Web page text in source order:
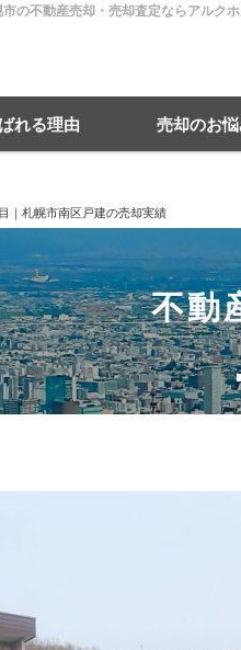
の不動産売却・売却査定ならアルク
れる理由 売却のお
相続
売買の費用・税金 豆
札幌市東区 札幌市西区
｜札幌市南区戸建の売却実績
不動